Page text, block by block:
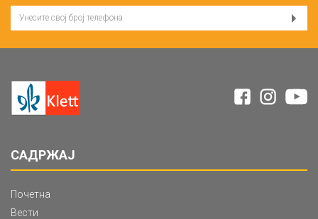
САДРЖАЈ
Почетна
Вести